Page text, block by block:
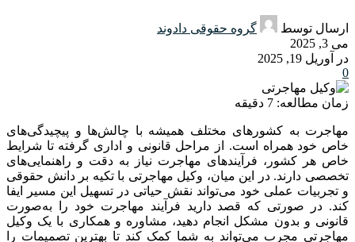
ارسال توسط
گروه حقوقی دادوند
می 3, 2025
در آوریل 19, 2025
0
زمان مطالعه: 7 دقیقه
مهاجرت به کشورهای مختلف همیشه با چالش‌ها و پیچیدگی‌های
خاص خود همراه است.
از مراحل قانونی و اداری گرفته تا شرایط
خاص هر کشور، فرآیندهای مهاجرت نیاز به دقت و راهنمایی‌های
تخصصی دارند.در این میان، وکیل مهاجرتی با تکیه بر دانش حقوقی
و تجربیات عملی خود می‌تواند نقش حیاتی در تسهیل این مسیر ایفا
کند. در صورتی که قصد دارید فرآیند مهاجرت خود را به‌صورت
قانونی و بدون مشکل انجام دهید، مشاوره و همکاری با یک وکیل
مهاجرتی مجرب می‌تواند به شما کمک کند تا بهترین تصمیمات را